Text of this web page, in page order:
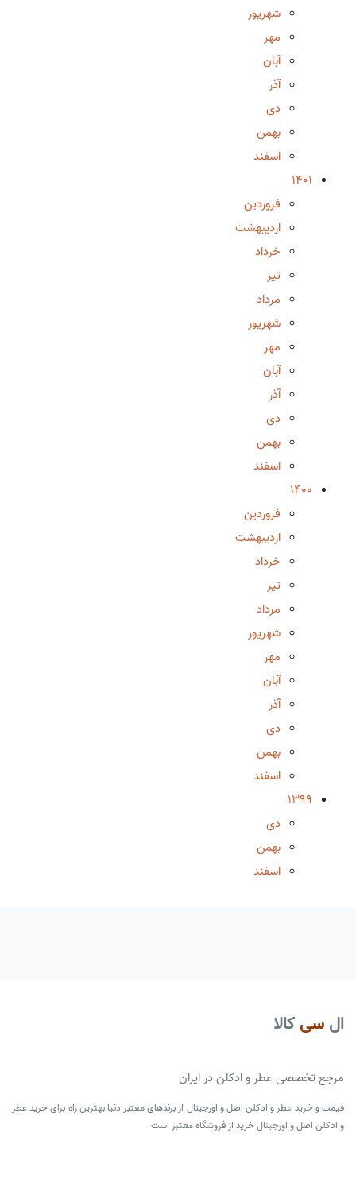
شهریور
مهر
آبان
آذر
دی
بهمن
اسفند
1401
فروردین
اردیبهشت
خرداد
تیر
مرداد
شهریور
مهر
آبان
آذر
دی
بهمن
اسفند
1400
فروردین
اردیبهشت
خرداد
تیر
مرداد
شهریور
مهر
آبان
آذر
دی
بهمن
اسفند
1399
دی
بهمن
اسفند
ال سی کالا
مرجع تخصصی عطر و ادکلن در ایران
قیمت و خرید عطر و ادکلن اصل و اورجینال از برندهای معتبر دنیا بهترین راه برای خرید عطر
و ادکلن اصل و اورجینال خرید از فروشگاه معتبر است